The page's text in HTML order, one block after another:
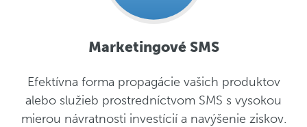
Marketingové SMS
Efektívna forma propagácie vašich produktov
alebo služieb prostredníctvom SMS s vysokou
mierou návratnosti investícií a navýšenie ziskov.